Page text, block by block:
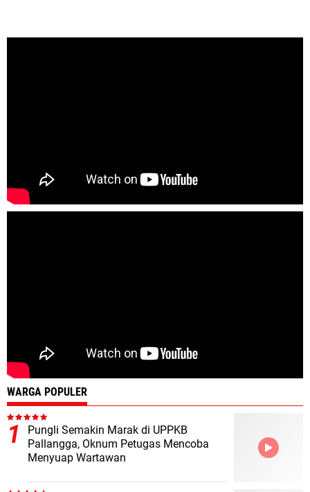
WARGA POPULER
Pungli Semakin Marak di UPPKB
Pallangga, Oknum Petugas Mencoba
Menyuap Wartawan